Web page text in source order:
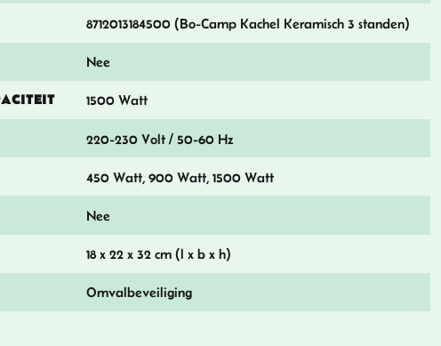
8712013184500 (Bo-Camp Kachel Keramisch 3 standen)
Nee
1500 Watt
220-230 Volt / 50-60 Hz
450 Watt, 900 Watt, 1500 Watt
Nee
18 x 22 x 32 cm (l x b x h)
Omvalbeveiliging